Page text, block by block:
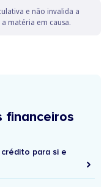
e não invalida a
matéria em causa.
financeiros
para si e